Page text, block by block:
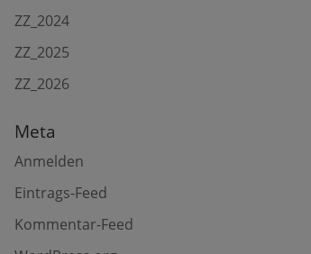
ZZ_2024
ZZ_2025
ZZ_2026
Meta
Anmelden
Eintrags-Feed
Kommentar-Feed